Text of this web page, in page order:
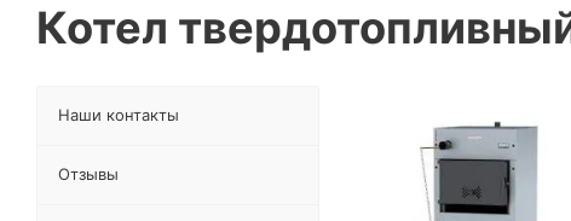
Котел
Наши контакты
Отзывы